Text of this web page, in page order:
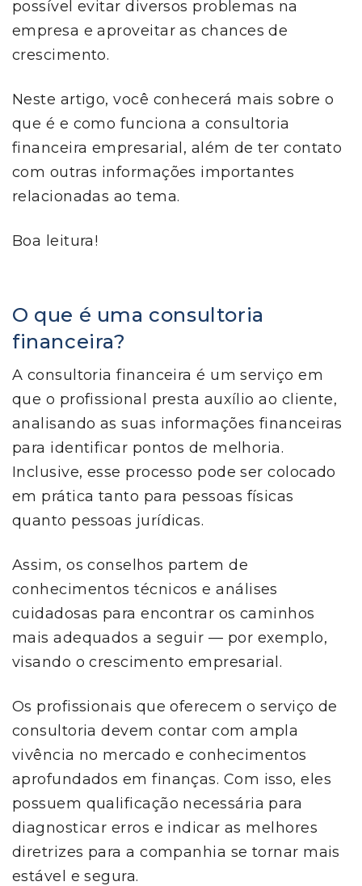
possível evitar diversos problemas na
empresa e aproveitar as chances de
crescimento.
Neste artigo, você conhecerá mais sobre o
que é e como funciona a consultoria
financeira empresarial, além de ter contato
com outras informações importantes
relacionadas ao tema.
Boa leitura!
O que é uma consultoria
financeira?
A consultoria financeira é um serviço em
que o profissional presta auxílio ao cliente,
analisando as suas informações financeiras
para identificar pontos de melhoria.
Inclusive, esse processo pode ser colocado
em prática tanto para pessoas físicas
quanto pessoas jurídicas.
Assim, os conselhos partem de
conhecimentos técnicos e análises
cuidadosas para encontrar os caminhos
mais adequados a seguir — por exemplo,
visando o crescimento empresarial.
Os profissionais que oferecem o serviço de
consultoria devem contar com ampla
vivência no mercado e conhecimentos
aprofundados em finanças. Com isso, eles
possuem qualificação necessária para
diagnosticar erros e indicar as melhores
diretrizes para a companhia se tornar mais
estável e segura.